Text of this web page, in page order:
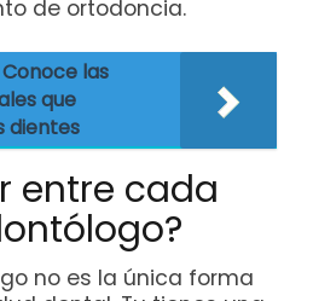
de ortodoncia.
Conoce las
que
dientes
entre cada
no es la única forma